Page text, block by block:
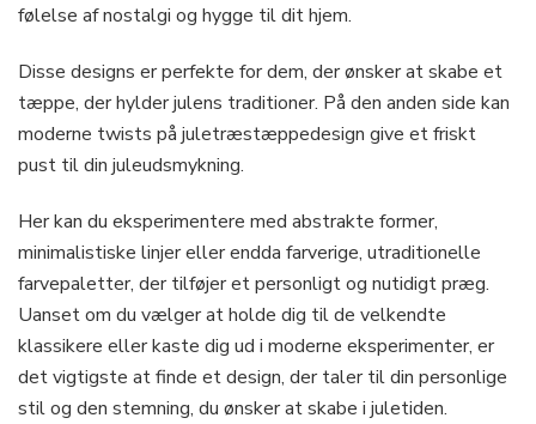
følelse af nostalgi og hygge til dit hjem.
Disse designs er perfekte for dem, der ønsker at skabe et
tæppe, der hylder julens traditioner. På den anden side kan
moderne twists på juletræstæppedesign give et friskt
pust til din juleudsmykning.
Her kan du eksperimentere med abstrakte former,
minimalistiske linjer eller endda farverige, utraditionelle
farvepaletter, der tilføjer et personligt og nutidigt præg.
Uanset om du vælger at holde dig til de velkendte
klassikere eller kaste dig ud i moderne eksperimenter, er
det vigtigste at finde et design, der taler til din personlige
stil og den stemning, du ønsker at skabe i juletiden.